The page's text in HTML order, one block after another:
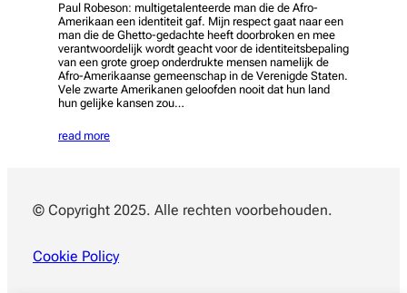
Paul Robeson: multigetalenteerde man die de Afro-
Amerikaan een identiteit gaf. Mijn respect gaat naar een
man die de Ghetto-gedachte heeft doorbroken en mee
verantwoordelijk wordt geacht voor de identiteitsbepaling
van een grote groep onderdrukte mensen namelijk de
Afro-Amerikaanse gemeenschap in de Verenigde Staten.
Vele zwarte Amerikanen geloofden nooit dat hun land
hun gelijke kansen zou…
read more
© Copyright 2025. Alle rechten voorbehouden.
Cookie Policy